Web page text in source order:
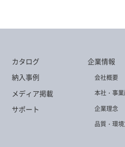
カタログ
納入事例
メディア掲載
サポート
企業情報
会社概要
本社・事
企業理念
品質・環